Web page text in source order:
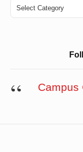
Categories
Campus